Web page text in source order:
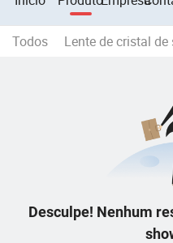
Todos Lente de cristal de
Desculpe! Nenhum